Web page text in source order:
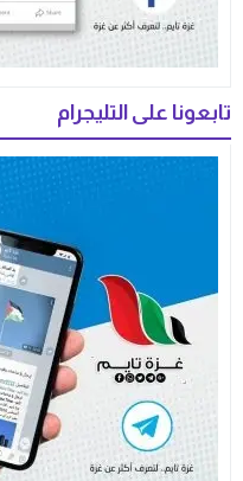
تابعونا على التليجرام